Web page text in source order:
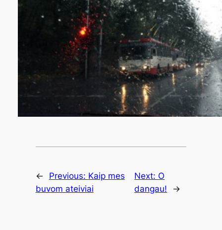
← Previous: Kaip mes
buvom ateiviai
Next: O
dangau!
→